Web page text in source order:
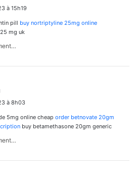
à 15h19
pill buy nortriptyline 25mg online
mg uk
t
:
à 8h03
5mg online cheap order betnovate 20gm
buy betamethasone 20gm generic